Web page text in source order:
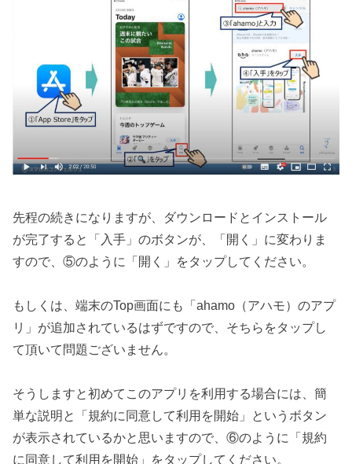
先程の続きになりますが、ダウンロードとインストール
が完了すると「入手」のボタンが、「開く」に変わりま
すので、⑤のように「開く」をタップしてください。
もしくは、端末のTop画面にも「ahamo（アハモ）のアプ
リ」が追加されているはずですので、そちらをタップし
て頂いて問題ございません。
そうしますと初めてこのアプリを利用する場合には、簡
単な説明と「規約に同意して利用を開始」というボタン
が表示されているかと思いますので、⑥のように「規約
に同意して利用を開始」をタップしてください。